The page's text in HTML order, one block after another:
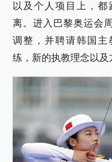
以及个人项目上，
离。进入巴黎奥运会
调整，并聘请韩国主
练，新的执教理念以及